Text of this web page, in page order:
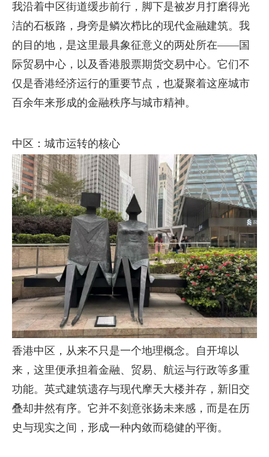
我沿着中区街道缓步前行，脚下是被岁月打磨得光
洁的石板路，身旁是鳞次栉比的现代金融建筑。我
的目的地，是这里最具象征意义的两处所在——国
际贸易中心，以及香港股票期货交易中心。它们不
仅是香港经济运行的重要节点，也凝聚着这座城市
百余年来形成的金融秩序与城市精神。
中区：城市运转的核心
香港中区，从来不只是一个地理概念。自开埠以
来，这里便承担着金融、贸易、航运与行政等多重
功能。英式建筑遗存与现代摩天大楼并存，新旧交
叠却井然有序。它并不刻意张扬未来感，而是在历
史与现实之间，形成一种内敛而稳健的平衡。